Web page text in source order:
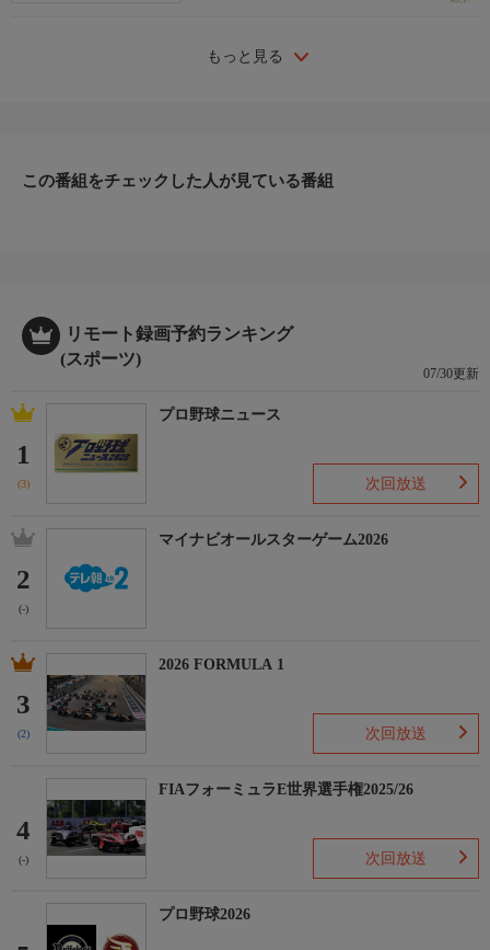
もっと見る
この番組をチェックした人が見ている番組
リモート録画予約ランキング
(スポーツ)
07/30更新
1
(3)
プロ野球ニュース
次回放送
2
(-)
マイナビオールスターゲーム2026
3
(2)
2026 FORMULA 1
次回放送
4
(-)
FIAフォーミュラE世界選手権2025/26
次回放送
プロ野球2026